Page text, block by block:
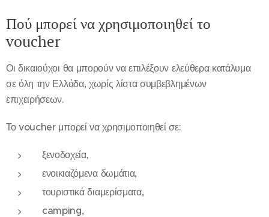
Πού μπορεί να χρησιμοποιηθεί το
voucher
Οι δικαιούχοι θα μπορούν να επιλέξουν ελεύθερα κατάλυμα
σε όλη την Ελλάδα, χωρίς λίστα συμβεβλημένων
επιχειρήσεων.
Το voucher μπορεί να χρησιμοποιηθεί σε:
ξενοδοχεία,
ενοικιαζόμενα δωμάτια,
τουριστικά διαμερίσματα,
camping,